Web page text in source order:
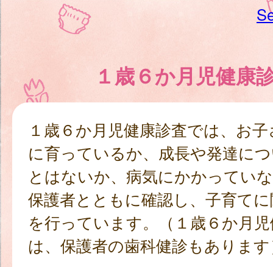
１歳６か月児健康
１歳６か月児健康診査では、お
に育っているか、成長や発達に
とはないか、病気にかかってい
保護者とともに確認し、子育て
を行っています。（１歳６か月
は、保護者の歯科健診もありま